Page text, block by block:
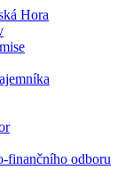
Hora
finančního odboru